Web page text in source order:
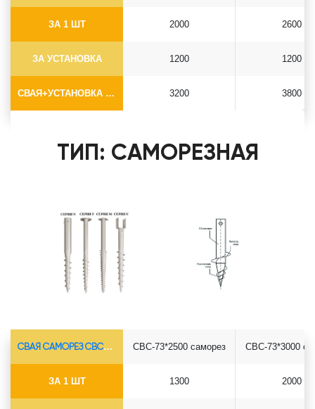
ЗА 1 ШТ
ЗА УСТАНОВКА
СВАЯ+УСТАНОВКА (БЕЗ ОГОЛОВКА)
2000
1200
3200
2600
1200
3800
ТИП: САМОРЕЗНАЯ
СВАЯ САМОРЕЗ СВС-Ø73*5.5
ЗА 1 ШТ
СВС-73*2500 саморез
1300
СВС-73*3000
2000